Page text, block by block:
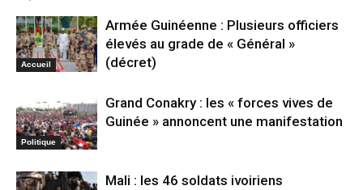
Accueil
Armée Guinéenne : Plusieurs officiers
élevés au grade de « Général »
(décret)
Politique
Grand Conakry : les « forces vives de
Guinée » annoncent une manifestation
Mali : les 46 soldats ivoiriens